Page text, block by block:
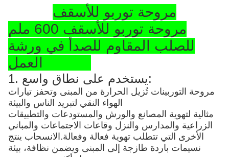
مروحة توربو للأسقف
مروحة توربو للأسقف 600 ملم
للصلب المقاوم للصدأ في ورشة
1. يستخدم على نطاق واسع:
مروحة التوربينات تُزيل الحرارة من المبنى وتحفز تيارات
الهواء النقي لتبريد الناس والبيئة
مثالية لتهوية المصانع والورش والمستودعات والتطبيقات
الزراعية والمدارس والنزل وقاعات الاجتماعات والمباني
الأخرى التي تتطلب تهوية فعالة وفعالة.الانسحاب ينتج
نسيمات باردة طازجة إلى المبنى ويضمن نظافة، بيئة